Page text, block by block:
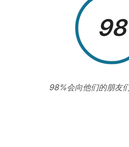
98
98%会向他们的朋友